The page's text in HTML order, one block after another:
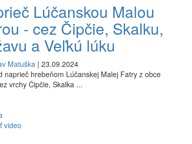
Lúčanskou Malou
- cez Čipčie, Skalku,
a Veľkú lúku
Matuška | 23.09.2024
naprieč hrebeňom Lúčanskej Malej Fatry z obce
vrchy Čipčie, Skalka ...
video